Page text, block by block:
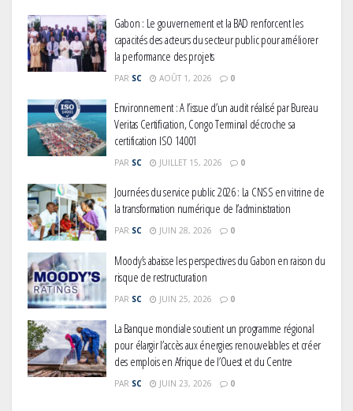
Gabon : Le gouvernement et la BAD renforcent les
capacités des acteurs du secteur public pour améliorer
la performance des projets
PAR SC AOÛT 1, 2026 0
Environnement : A l’issue d’un audit réalisé par Bureau
Veritas Certification, Congo Terminal décroche sa
certification ISO 14001
PAR SC JUILLET 15, 2026 0
Journées du service public 2026 : La CNSS en vitrine de
la transformation numérique de l’administration
PAR SC JUIN 28, 2026 0
Moody’s abaisse les perspectives du Gabon en raison du
risque de restructuration
PAR SC JUIN 25, 2026 0
La Banque mondiale soutient un programme régional
pour élargir l’accès aux énergies renouvelables et créer
des emplois en Afrique de l’Ouest et du Centre
PAR SC JUIN 23, 2026 0